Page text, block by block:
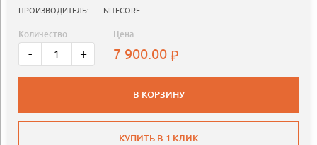
ПРОИЗВОДИТЕЛЬ: NITECORE
Количество:
- +
Цена:
7 900.00
В КОРЗИНУ
КУПИТЬ В 1 КЛИК